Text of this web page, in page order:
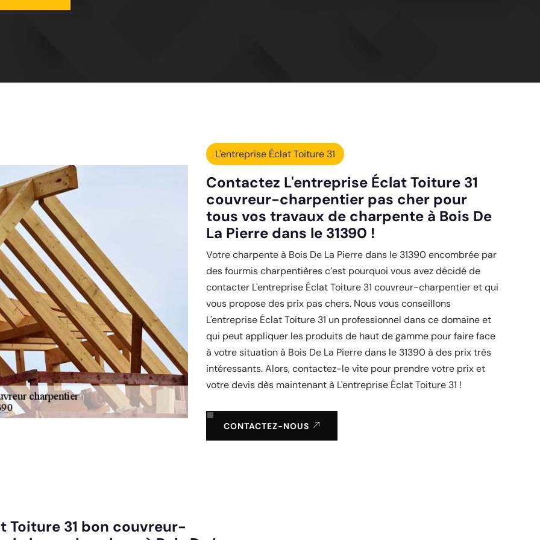
L'entreprise Éclat Toiture 31
Contactez L'entreprise Éclat Toiture 31
couvreur-charpentier pas cher pour
tous vos travaux de charpente à Bois De
La Pierre dans le 31390 !
Votre charpente à Bois De La Pierre dans le 31390 encombrée par
des fourmis charpentières c’est pourquoi vous avez décidé de
contacter L'entreprise Éclat Toiture 31 couvreur-charpentier et qui
vous propose des prix pas chers. Nous vous conseillons
L'entreprise Éclat Toiture 31 un professionnel dans ce domaine et
qui peut appliquer les produits de haut de gamme pour faire face
à votre situation à Bois De La Pierre dans le 31390 à des prix très
intéressants. Alors, contactez-le vite pour prendre votre prix et
votre devis dès maintenant à L'entreprise Éclat Toiture 31 !
CONTACTEZ-NOUS
Toiture 31 bon couvreur-